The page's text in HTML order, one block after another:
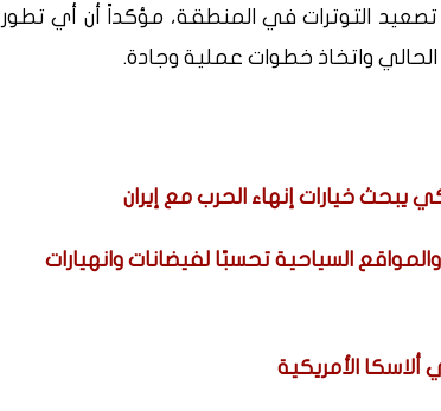
التوترات في المنطقة، مؤكداً أن أي تطور
واتخاذ خطوات عملية وجادة.
يبحث خيارات إنهاء الحرب مع إيران
السياحية تحسبًا لفيضانات وانهيارات